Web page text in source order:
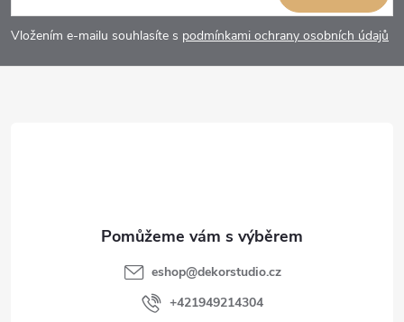
p
a
Vložením e-mailu souhlasíte s podmínkami ochrany osobních údajů
eshop@dekorstudio.cz
+421949214304